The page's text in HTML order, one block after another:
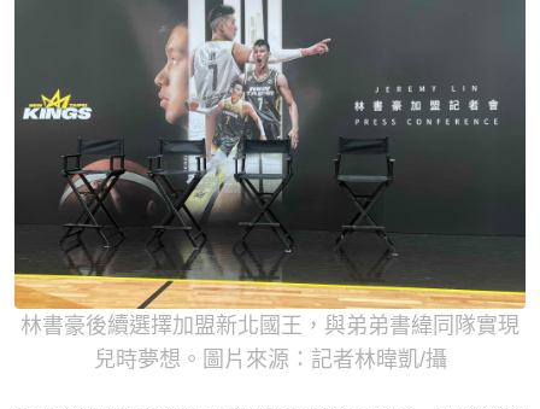
林書豪後續選擇加盟新北國王，與弟弟書緯同隊實現
兒時夢想。圖片來源：記者林暐凱/攝